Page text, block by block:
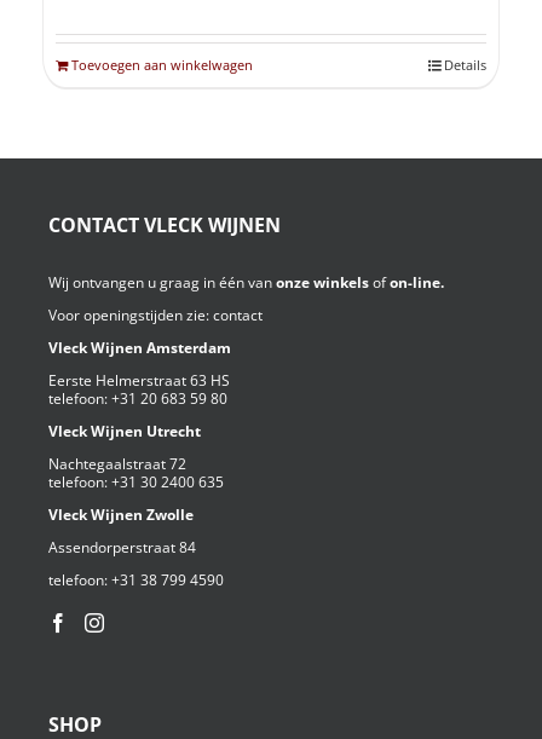
Toevoegen aan winkelwagen Details
CONTACT VLECK WIJNEN
Wij ontvangen u graag in één vanonze winkelsofon-line.
Voor openingstijden zie:contact
Vleck Wijnen Amsterdam
Eerste Helmerstraat 63 HS
telefoon:+31 20 683 59 80
Vleck Wijnen Utrecht
Nachtegaalstraat 72
telefoon:+31 30 2400 635
Vleck Wijnen Zwolle
Assendorperstraat 84
telefoon:+31 38 799 4590⁩
SHOP